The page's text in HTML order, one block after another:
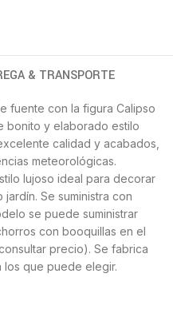
& TRANSPORTE
fuente con la figura Calipso
bonito y elaborado estilo
calidad y acabados,
meteorológicas.
lujoso ideal para decorar
Se suministra con
se puede suministrar
con booquillas en el
precio). Se fabrica
que puede elegir.